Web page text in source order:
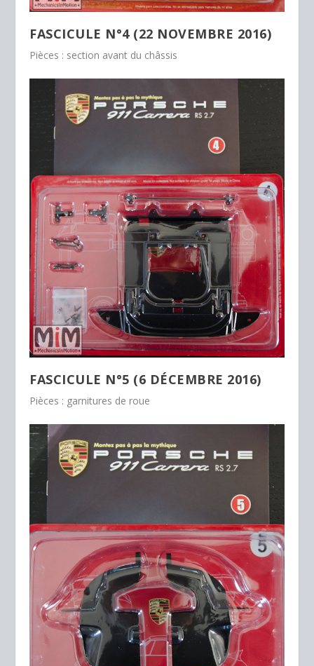
FASCICULE N°4 (22 NOVEMBRE 2016)
Pièces : section avant du châssis
FASCICULE N°5 (6 DÉCEMBRE 2016)
Pièces : garnitures de roue